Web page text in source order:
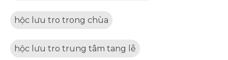
hộc lưu tro trong chùa
hộc lưu tro trung tâm tang lễ